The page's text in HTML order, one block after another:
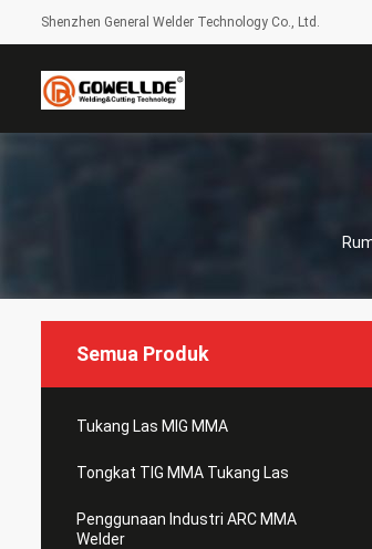
Shenzhen General Welder Technology Co., Ltd.
Semua Produk
Tukang Las MIG MMA
Tongkat TIG MMA Tukang Las
Penggunaan Industri ARC MMA
Welder